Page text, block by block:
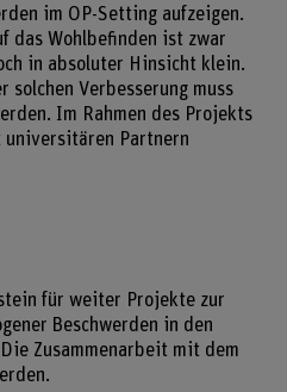
im OP-Setting aufzeigen.
das Wohlbefinden ist zwar
in absoluter Hinsicht klein.
solchen Verbesserung muss
Im Rahmen des Projekts
universitären Partnern
für weiter Projekte zur
Beschwerden in den
Zusammenarbeit mit dem